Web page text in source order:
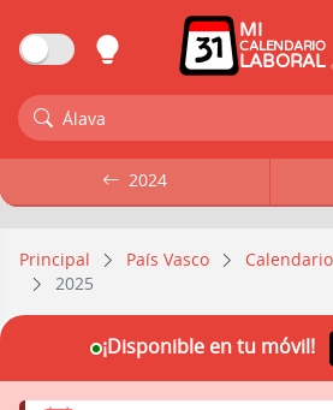
MI
CALENDARIO
LABORAL
Álava
Principal País Vasco
2025
2024
2024
¡Disponible en tu móvil!